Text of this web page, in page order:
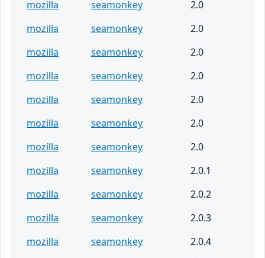
mozilla
seamonkey
2.0
mozilla
seamonkey
2.0
mozilla
seamonkey
2.0
mozilla
seamonkey
2.0
mozilla
seamonkey
2.0
mozilla
seamonkey
2.0
mozilla
seamonkey
2.0
mozilla
seamonkey
2.0.1
mozilla
seamonkey
2.0.2
mozilla
seamonkey
2.0.3
mozilla
seamonkey
2.0.4